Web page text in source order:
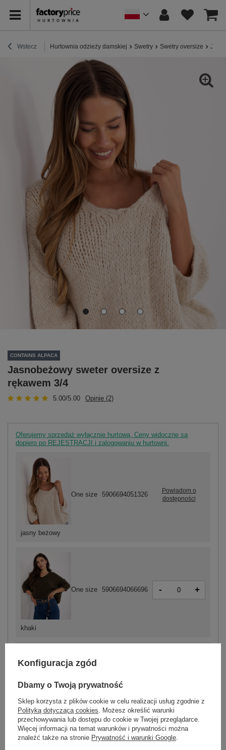
Wstecz Hurtownia odzieży damskiej Swetry Swetry oversize
CONTAINS ALPACA
Jasnobeżowy sweter oversize z
rękawem 3/4
5.00/5.00 Opinie (2)
Oferujemy sprzedaż wyłącznie hurtową. Ceny widoczne są
dopiero po REJESTRACJI i zalogowaniu w hurtowni.
khaki
One size 5906694066696 - +
czarny
One size 5906694066702
jasny beżowy
One size 5906694051326
Powiadom o
dostępności
Konfiguracja zgód
Dbamy o Twoją prywatność
Sklep korzysta z plików cookie w celu realizacji usług zgodnie z
Polityką dotyczącą cookies . Możesz określić warunki
przechowywania lub dostępu do cookie w Twojej przeglądarce.
Więcej informacji na temat warunków i prywatności można
znaleźć także na stronie Prywatność i warunki Google